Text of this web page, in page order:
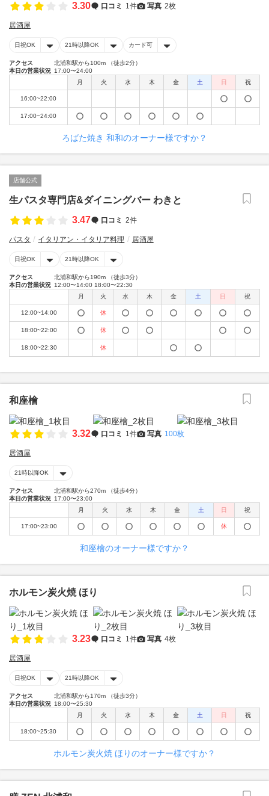
3.30 口コミ 1件 写真 2枚
居酒屋
日祝OK 21時以降OK カード可
アクセス
北浦和駅から100m （徒歩2分）
本日の営業状況 17:00〜24:00
月
火 水 木 金 土 日 祝
16:00~22:00
17:00~24:00
ろばた焼き 和和のオーナー様ですか？
店舗公式
生パスタ専門店&ダイニングバー わきと
3.47
口コミ 2件
パスタ イタリアン・イタリア料理 居酒屋
日祝OK 21時以降OK
アクセス
北浦和駅から190m （徒歩3分）
本日の営業状況 12:00〜14:00 18:00〜22:30
月
火 水 木 金 土 日 祝
12:00~14:00 休
18:00~22:00 休
18:00~22:30 休
和座檜
3.32 口コミ 1件 写真 100枚
居酒屋
21時以降OK
アクセス
北浦和駅から270m （徒歩4分）
本日の営業状況 17:00〜23:00
月
火 水 木 金 土 日 祝
17:00~23:00 休
和座檜のオーナー様ですか？
ホルモン炭火焼 ほり
3.23 口コミ 1件 写真 4枚
居酒屋
日祝OK 21時以降OK
アクセス
北浦和駅から170m （徒歩3分）
本日の営業状況 18:00〜25:30
月
火 水 木 金 土 日 祝
18:00~25:30
ホルモン炭火焼 ほりのオーナー様ですか？